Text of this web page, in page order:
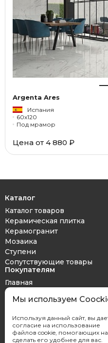
Argenta Ares
Испания
60x120
Под мрамор
Цена от 4 880 ₽
Каталог
Каталог товаров
Керамическая плитка
Керамогранит
Мозаика
Ступени
Сопутствующие товары
Покупателям
Главная
Дизайн проект
Оплата и доставка
Контакты
Мы используем
Используя данный сайт, вы
согласие на использование
файлов cookie, помогающих
сделать его удобнее для вас.